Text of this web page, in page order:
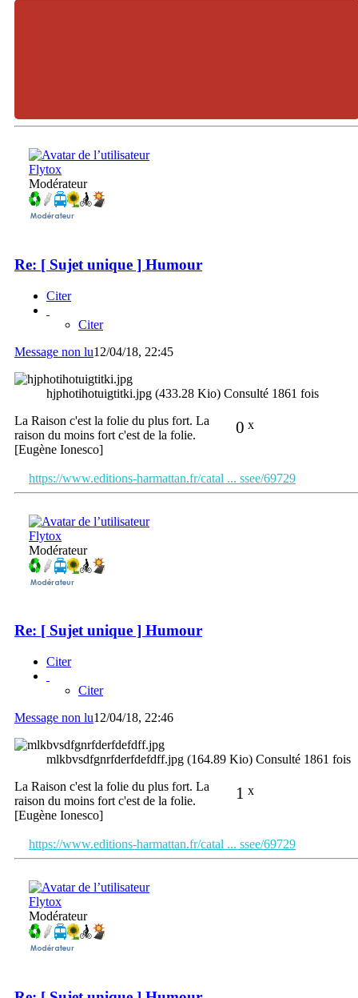
Flytox
Modérateur
Re: [ Sujet unique ] Humour
Citer
Citer
Message non lu12/04/18, 22:45
hjphotihotuigtitki.jpg (433.28 Kio) Consulté 1861 fois
0 x
La Raison c'est la folie du plus fort. La
raison du moins fort c'est de la folie.
[Eugène Ionesco]
https://www.editions-harmattan.fr/catal ... ssee/69729
Flytox
Modérateur
Re: [ Sujet unique ] Humour
Citer
Citer
Message non lu12/04/18, 22:46
mlkbvsdfgnrfderfdefdff.jpg (164.89 Kio) Consulté 1861 fois
1 x
La Raison c'est la folie du plus fort. La
raison du moins fort c'est de la folie.
[Eugène Ionesco]
https://www.editions-harmattan.fr/catal ... ssee/69729
Flytox
Modérateur